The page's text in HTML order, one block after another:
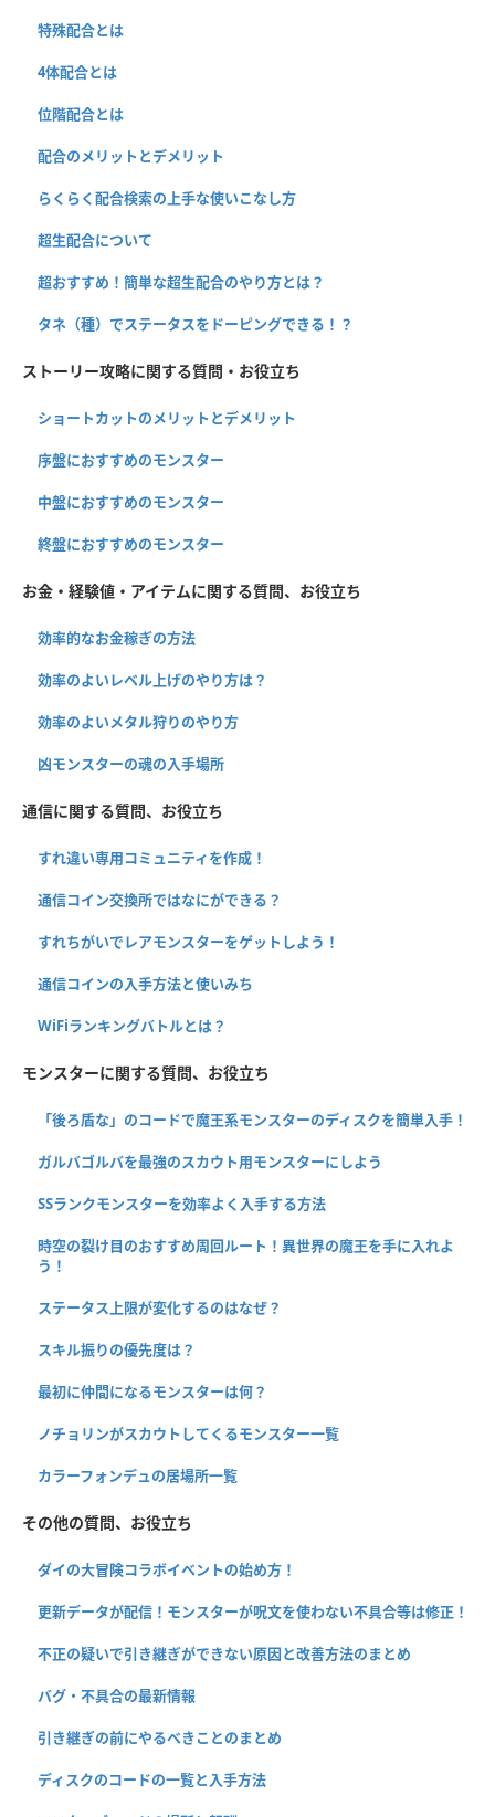
特殊配合とは
4体配合とは
位階配合とは
配合のメリットとデメリット
らくらく配合検索の上手な使いこなし方
超生配合について
超おすすめ！簡単な超生配合のやり方とは？
タネ（種）でステータスをドーピングできる！？
ストーリー攻略に関する質問・お役立ち
ショートカットのメリットとデメリット
序盤におすすめのモンスター
中盤におすすめのモンスター
終盤におすすめのモンスター
お金・経験値・アイテムに関する質問、お役立ち
効率的なお金稼ぎの方法
効率のよいレベル上げのやり方は？
効率のよいメタル狩りのやり方
凶モンスターの魂の入手場所
通信に関する質問、お役立ち
すれ違い専用コミュニティを作成！
通信コイン交換所ではなにができる？
すれちがいでレアモンスターをゲットしよう！
通信コインの入手方法と使いみち
WiFiランキングバトルとは？
モンスターに関する質問、お役立ち
「後ろ盾な」のコードで魔王系モンスターのディスクを簡単入手！
ガルバゴルバを最強のスカウト用モンスターにしよう
SSランクモンスターを効率よく入手する方法
時空の裂け目のおすすめ周回ルート！異世界の魔王を手に入れよ
う！
ステータス上限が変化するのはなぜ？
スキル振りの優先度は？
最初に仲間になるモンスターは何？
ノチョリンがスカウトしてくるモンスター一覧
カラーフォンデュの居場所一覧
その他の質問、お役立ち
ダイの大冒険コラボイベントの始め方！
更新データが配信！モンスターが呪文を使わない不具合等は修正！
不正の疑いで引き継ぎができない原因と改善方法のまとめ
バグ・不具合の最新情報
引き継ぎの前にやるべきことのまとめ
ディスクのコードの一覧と入手方法